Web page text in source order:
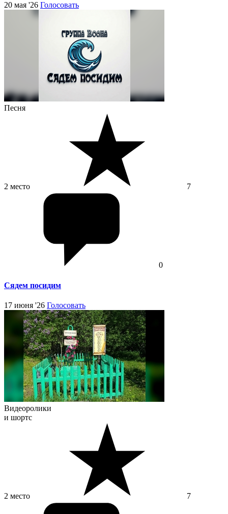
20 мая '26 Голосовать
Песня
2 место 7
0
Сядем посидим
17 июня '26 Голосовать
Видеоролики
и шортс
2 место 7